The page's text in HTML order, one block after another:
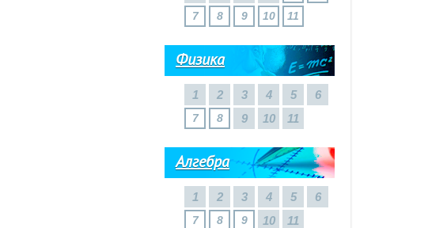
7
8 9 10 11
Физика
1 2 3 4 5 6
7 8 9 10 11
Алгебра
1 2 3 4 5 6
7 8 9 10 11